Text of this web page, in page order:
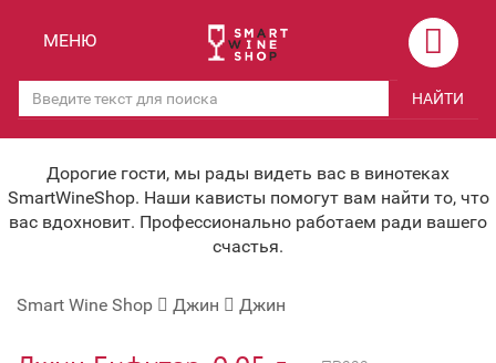
Скидки
Мероприятия
Корпоративным клиентам
Под заказ
Бонусная система
Вино крепленое
Вино игристое и Шампанское
Вино безалкогольное
Бренди, Коньяк, Арманьяк
Виски и Бурбон
МЕНЮ
НАЙТИ
Дорогие гости, мы рады видеть вас в винотеках
SmartWineShop. Наши кависты помогут вам найти то, что
вас вдохновит. Профессионально работаем ради вашего
счастья.
Smart Wine Shop Джин Джин